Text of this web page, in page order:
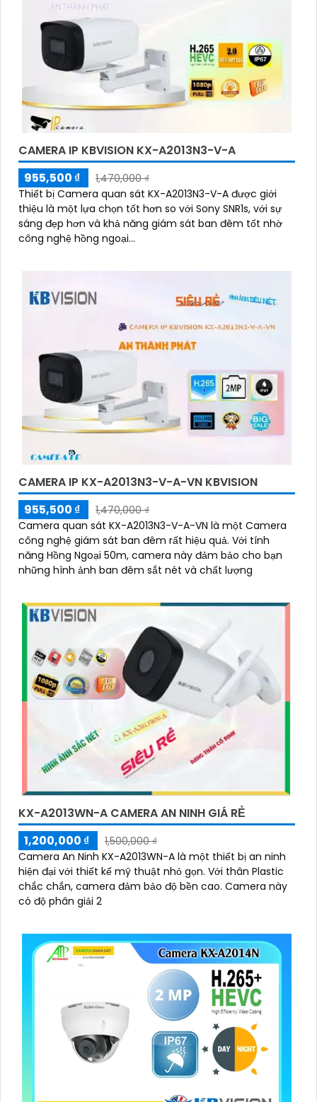
CAMERA IP KBVISION KX-A2013N3-V-A
955,500 ₫
1,470,000 ₫
Thiết bị Camera quan sát KX-A2013N3-V-A được giới
thiệu là một lựa chọn tốt hơn so với Sony SNR1s, với sự
sáng đẹp hơn và khả năng giám sát ban đêm tốt nhờ
công nghệ hồng ngoại...
CAMERA IP KX-A2013N3-V-A-VN KBVISION
955,500 ₫
1,470,000 ₫
Camera quan sát KX-A2013N3-V-A-VN là một Camera
công nghệ giám sát ban đêm rất hiệu quả. Với tính
năng Hồng Ngoại 50m, camera này đảm bảo cho bạn
những hình ảnh ban đêm sắt nét và chất lượng
KX-A2013WN-A CAMERA AN NINH GIÁ RẺ
1,200,000 ₫
1,500,000 ₫
Camera An Ninh KX-A2013WN-A là một thiết bị an ninh
hiện đại với thiết kế mỹ thuật nhỏ gọn. Với thân Plastic
chắc chắn, camera đảm bảo độ bền cao. Camera này
có độ phân giải 2